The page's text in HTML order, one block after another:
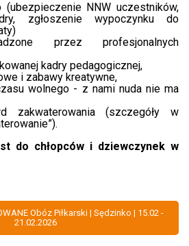
NNW uczestników,
zgłoszenie wypoczynku do
przez profesjonalnych
kadry pedagogicznej,
i zabawy kreatywne,
wolnego - z nami nuda nie ma
zakwaterowania (szczegóły w
do chłopców i dziewczynek w
Obóz Piłkarski | Sędzinko | 15.02 -
21.02.2026